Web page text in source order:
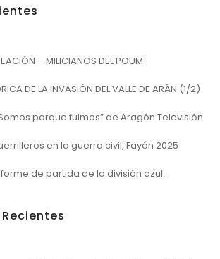
– MILICIANOS DEL POUM
DE LA INVASIÓN DEL VALLE DE ARÁN (1/2)
porque fuimos” de Aragón Televisión
en la guerra civil, Fayón 2025
de partida de la división azul.